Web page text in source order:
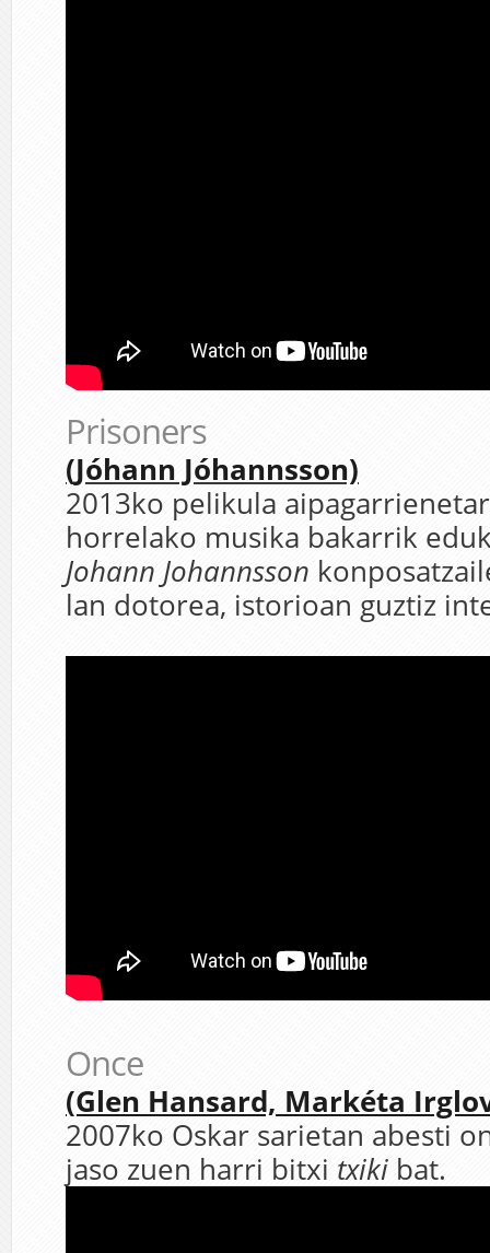
Prisoners
(Jóhann Jóhannsson)
2013ko pelikula
horrelako musika bakarrik
Johann Johannsson
lan dotorea, istorioan guztiz
Once
(Glen Hansard, Markéta
2007ko Oskar sarietan abesti
jaso zuen harri bitxi txiki bat.